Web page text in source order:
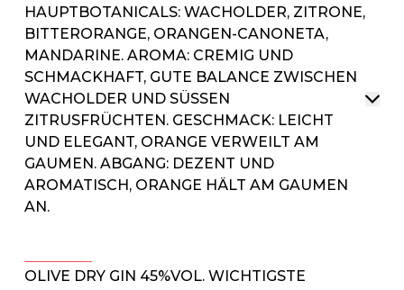
HAUPTBOTANICALS: WACHOLDER, ZITRONE,
BITTERORANGE, ORANGEN-CANONETA,
MANDARINE. AROMA: CREMIG UND
SCHMACKHAFT, GUTE BALANCE ZWISCHEN
WACHOLDER UND SÜSSEN Z
ITRUSFRÜCHTEN. GESCHMACK: LEICHT U
ND ELEGANT, ORANGE VERWEILT AM G
AUMEN. ABGANG: DEZENT UND A
ROMATISCH, ORANGE HÄLT AM GAUMEN A
N.
OLIVE DRY GIN 45%VOL. WICHTIGSTE